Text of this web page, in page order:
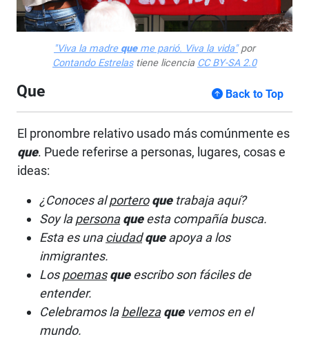
"Viva la madre que me parió. Viva la vida" por
Contando Estrelastiene licencia CC BY-SA 2.0
Que Back to Top
El pronombre relativo usado más comúnmente es
que. Puede referirse a personas, lugares, cosas e
ideas:
¿Conoces alportero quetrabaja aquí?
Soy lapersona queesta compañía busca.
Esta es unaciudad queapoya a los
inmigrantes.
Lospoemas queescribo son fáciles de
entender.
Celebramos labelleza quevemos en el
mundo.